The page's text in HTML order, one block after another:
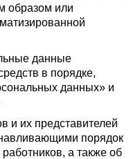
образом или
данные
в порядке,
данных» и
и их представителей
порядок
а также об